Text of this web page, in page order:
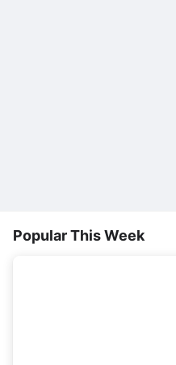
Popular This Week